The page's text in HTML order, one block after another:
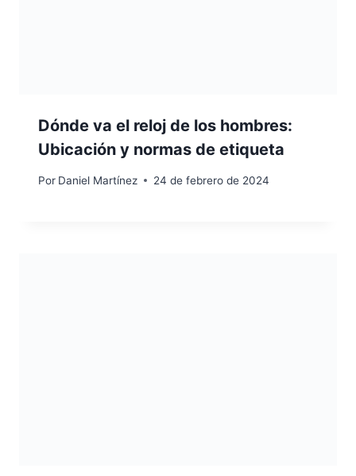
Dónde va el reloj de los hombres:
Ubicación y normas de etiqueta
Por Daniel Martínez 24 de febrero de 2024